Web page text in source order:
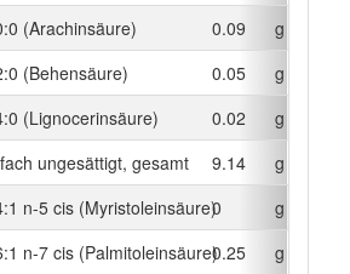
(Arachinsäure)
0.09
g
(Behensäure)
0.05
g
(Lignocerinsäure)
0.02
g
ungesättigt, gesamt
9.14
g
n-5 cis (Myristoleinsäure)0
g
n-7 cis (Palmitoleinsäure)0.25
g